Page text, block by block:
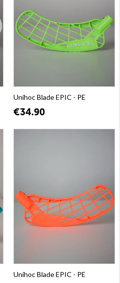
Unihoc Blade EPIC - PE
€34.90
Unihoc Blade EPIC - PE